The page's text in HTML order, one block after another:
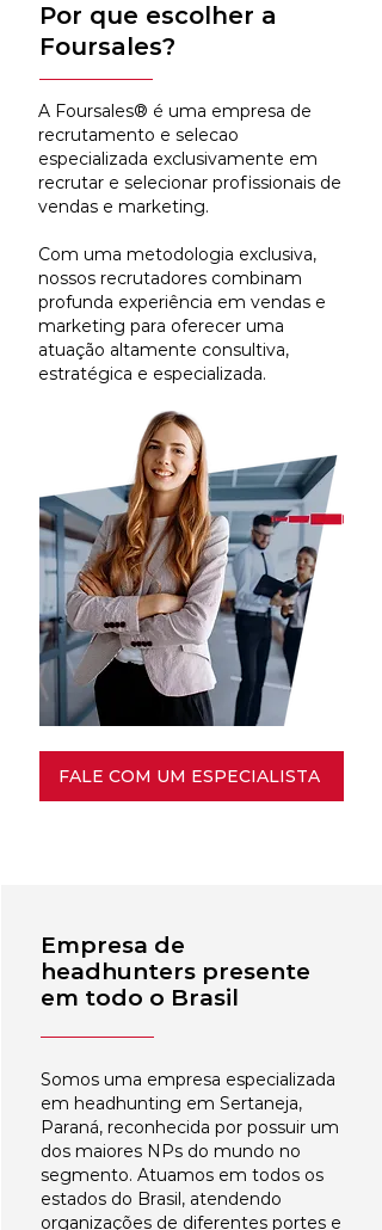
Por que escolher a
Foursales?
A Foursales® é uma empresa de
recrutamento e selecao
especializada exclusivamente em
recrutar e selecionar profissionais de
vendas e marketing.
Com uma metodologia exclusiva,
nossos recrutadores combinam
profunda experiência em vendas e
marketing para oferecer uma
atuação altamente consultiva,
estratégica e especializada.
FALE COM UM ESPECIALISTA
Empresa de
headhunters presente
em todo o Brasil
Somos uma empresa especializada
em headhunting em Sertaneja,
Paraná, reconhecida por possuir um
dos maiores NPs do mundo no
segmento. Atuamos em todos os
estados do Brasil, atendendo
organizações de diferentes portes e